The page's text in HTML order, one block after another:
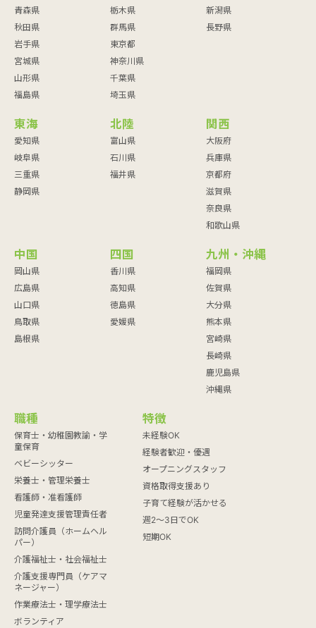
青森県
秋田県
岩手県
宮城県
山形県
福島県
栃木県
群馬県
東京都
神奈川県
千葉県
埼玉県
新潟県
長野県
東海
愛知県
岐阜県
三重県
静岡県
北陸
富山県
石川県
福井県
関西
大阪府
兵庫県
京都府
滋賀県
奈良県
和歌山県
中国
岡山県
広島県
山口県
鳥取県
島根県
四国
香川県
高知県
徳島県
愛媛県
九州・沖縄
福岡県
佐賀県
大分県
熊本県
宮崎県
長崎県
鹿児島県
沖縄県
職種
保育士・幼稚園教諭・学
童保育
ベビーシッター
栄養士・管理栄養士
看護師・准看護師
児童発達支援管理責任者
訪問介護員（ホームヘル
パー）
介護福祉士・社会福祉士
介護支援専門員（ケアマ
ネージャー）
作業療法士・理学療法士
ボランティア
特徴
未経験OK
経験者歓迎・優遇
オープニングスタッフ
資格取得支援あり
子育て経験が活かせる
週2～3日でOK
短期OK